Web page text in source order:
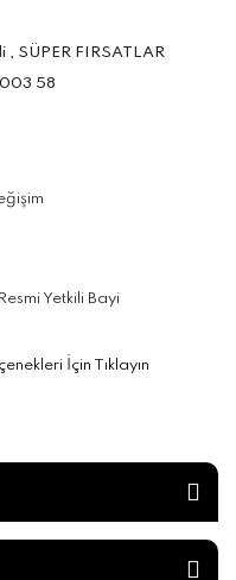
, SÜPER FIRSATLAR
003 58
Yetkili Bayi
İçin Tıklayın